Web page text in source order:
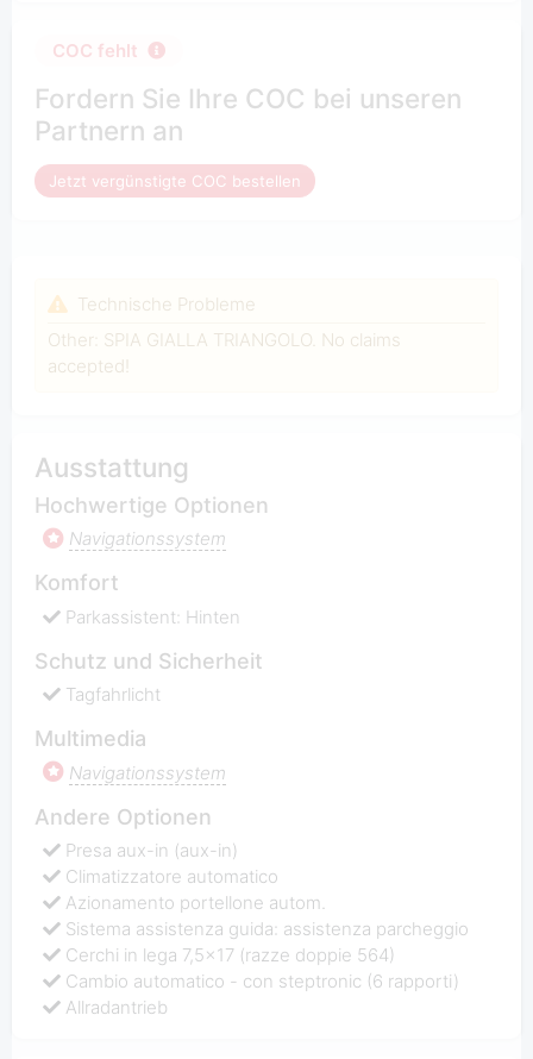
COC fehlt
Fordern Sie Ihre COC bei unseren
Partnern an
Jetzt vergünstigte COC bestellen
Technische Probleme
Other: SPIA GIALLA TRIANGOLO. No claims
accepted!
Ausstattung
Hochwertige Optionen
Navigationssystem
Komfort
Parkassistent: Hinten
Schutz und Sicherheit
Tagfahrlicht
Multimedia
Navigationssystem
Andere Optionen
Presa aux-in (aux-in)
Climatizzatore automatico
Azionamento portellone autom.
Sistema assistenza guida: assistenza parcheggio
Cerchi in lega 7,5x17 (razze doppie 564)
Cambio automatico - con steptronic (6 rapporti)
Allradantrieb